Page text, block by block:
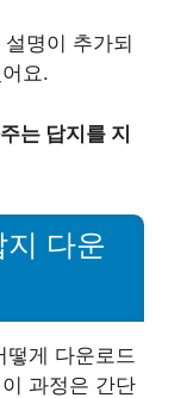
명이 추가되
요.
는 답지를 지
다운
게 다운로드
과정은 간단